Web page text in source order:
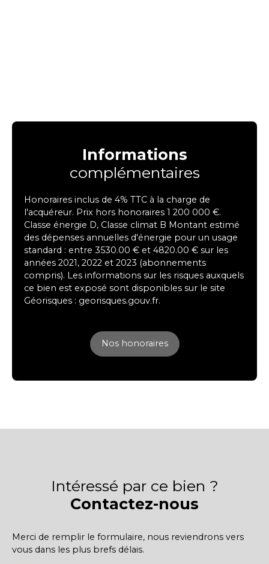
Informations
complémentaires
Honoraires inclus de 4% TTC à la charge de
l'acquéreur. Prix hors honoraires 1 200 000 €.
Classe énergie D, Classe climat B Montant estimé
des dépenses annuelles d'énergie pour un usage
standard : entre 3530.00 € et 4820.00 € sur les
années 2021, 2022 et 2023 (abonnements
compris). Les informations sur les risques auxquels
ce bien est exposé sont disponibles sur le site
Géorisques : georisques.gouv.fr.
Nos honoraires
Intéressé par ce bien ?
Contactez-nous
Merci de remplir le formulaire, nous reviendrons vers
vous dans les plus brefs délais.